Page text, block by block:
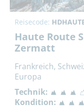
Reisecode:
Haute Route
Zermatt
Frankreich,
Europa
Technik:
Kondition: